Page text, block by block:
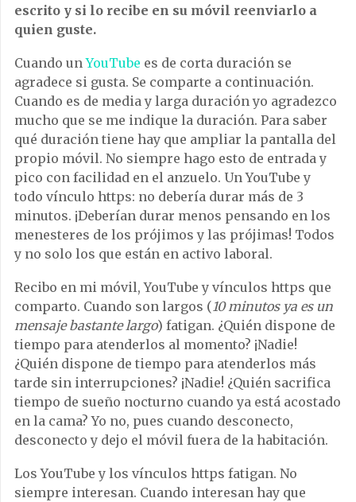
escrito y si lo recibe en su móvil reenviarlo a
quien guste.
Cuando un YouTube es de corta duración se
agradece si gusta. Se comparte a continuación.
Cuando es de media y larga duración yo agradezco
mucho que se me indique la duración. Para saber
qué duración tiene hay que ampliar la pantalla del
propio móvil. No siempre hago esto de entrada y
pico con facilidad en el anzuelo. Un YouTube y
todo vínculo https: no debería durar más de 3
minutos. ¡Deberían durar menos pensando en los
menesteres de los prójimos y las prójimas! Todos
y no solo los que están en activo laboral.
Recibo en mi móvil, YouTube y vínculos https que
comparto. Cuando son largos ( 10 minutos ya es un
mensaje bastante largo) fatigan. ¿Quién dispone de
tiempo para atenderlos al momento? ¡Nadie!
¿Quién dispone de tiempo para atenderlos más
tarde sin interrupciones? ¡Nadie! ¿Quién sacrifica
tiempo de sueño nocturno cuando ya está acostado
en la cama? Yo no, pues cuando desconecto,
desconecto y dejo el móvil fuera de la habitación.
Los YouTube y los vínculos https fatigan. No
siempre interesan. Cuando interesan hay que